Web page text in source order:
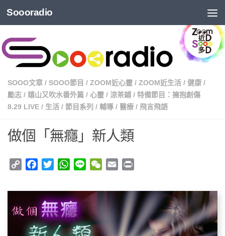
Soooradio
SOOO文章 / SOOO節目 / ZOOM近心靈 / ZOOM近生活 / 健康 /
勵志 / 嬉山又吹水番外篇 / 心靈 / 涼茶鋪 / 特備節目：擁抱創傷
8.29 LIVE / 生活 / 節目系列 / 輔導 / 醫療 / 飛言飛語
做個「無癮」新人類
Copy
Facebook
TwitterWhatsApp
Line WeChat
Email